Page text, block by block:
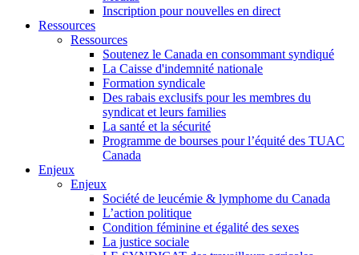
Inscription pour nouvelles en direct
Ressources
Ressources
Soutenez le Canada en consommant syndiqué
La Caisse d'indemnité nationale
Formation syndicale
Des rabais exclusifs pour les membres du
syndicat et leurs families
La santé et la sécurité
Programme de bourses pour l’équité des TUAC
Canada
Enjeux
Enjeux
Société de leucémie & lymphome du Canada
L’action politique
Condition féminine et égalité des sexes
La justice sociale